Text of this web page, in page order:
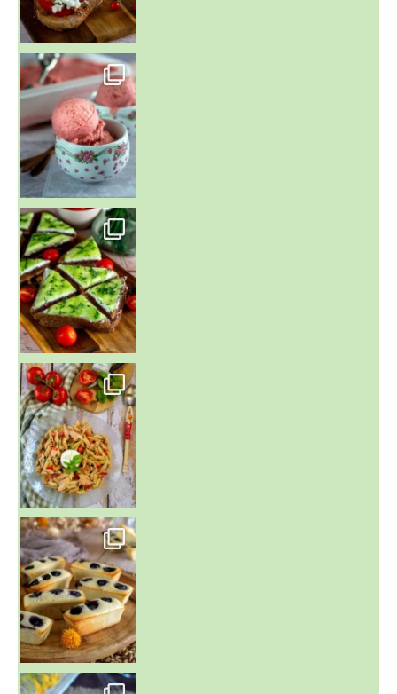
~ NICE CREAM À LA FRAISE ~
Presque un mois que
~ SALADE DE PÂTES AUX DEUX TOMATES THON ET BURRA
~ FINANCIERS MYRTILLES ET CITRON ~
Aujourd'hu